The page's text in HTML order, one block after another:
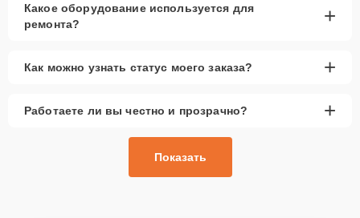
Какое оборудование используется для
ремонта?
+
Как можно узнать статус моего заказа? +
Работаете ли вы честно и прозрачно? +
Показать